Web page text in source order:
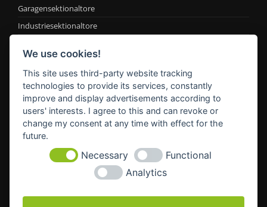
Garagensektionaltore
Industriesektionaltore
Feuer- und Rauchschutztüren
Antriebe
KONTAKT
Adresse:
Kurzer Mühlweg 4
86444 Affing
Mobil:
0174 438 69 75
We use cookies!
This site uses third-party website tracking
technologies to provide its services, constantly
improve and display advertisements according to
users' interests. I agree to this and can revoke or
change my consent at any time with effect for the
future.
Necessary
Functional
Analytics